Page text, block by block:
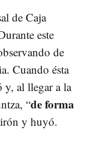
de Caja
este
de
Cuando ésta
y, al llegar a la
“de forma
y huyó.